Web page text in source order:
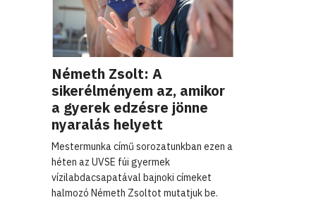
Németh Zsolt: A
sikerélményem az, amikor
a gyerek edzésre jönne
nyaralás helyett
Mestermunka című sorozatunkban ezen a
héten az UVSE fúi gyermek
vízilabdacsapatával bajnoki címeket
halmozó Németh Zsoltot mutatjuk be.